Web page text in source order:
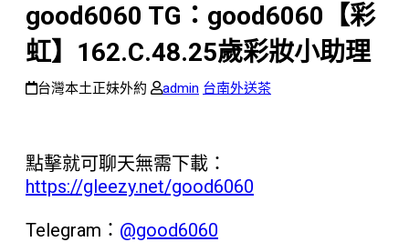
good6060 TG：good6060【彩
虹】162.C.48.25歲彩妝小助理
台灣本土正妹外約 admin 台南外送茶
點擊就可聊天無需下載：
https://gleezy.net/good6060
Telegram： @good6060